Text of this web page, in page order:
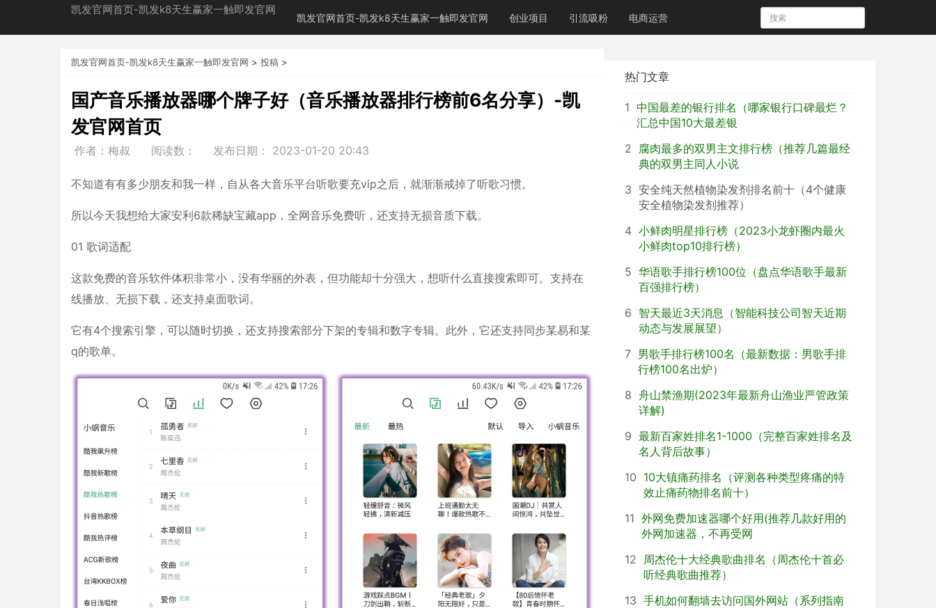
凯发官网首页-凯发k8天生赢家一触即发官网
凯发官网首页-凯发k8天生赢家一触即发官网 创业项目 引流吸粉 电商运营
凯发官网首页-凯发k8天生赢家一触即发官网 > 投稿 >
国产音乐播放器哪个牌子好（音乐播放器排行榜前6名分享）-凯
发官网首页
作者：梅叔 阅读数： 发布日期： 2023-01-20 20:43
不知道有有多少朋友和我一样，自从各大音乐平台听歌要充vip之后，就渐渐戒掉了听歌习惯。
所以今天我想给大家安利6款稀缺宝藏app，全网音乐免费听，还支持无损音质下载。
01 歌词适配
这款免费的音乐软件体积非常小，没有华丽的外表，但功能却十分强大，想听什么直接搜索即可。支持在
线播放、无损下载，还支持桌面歌词。
它有4个搜索引擎，可以随时切换，还支持搜索部分下架的专辑和数字专辑。此外，它还支持同步某易和某
q的歌单。
热门文章
1 中国最差的银行排名（哪家银行口碑最烂？
汇总中国10大最差银
2 腐肉最多的双男主文排行榜（推荐几篇最经
典的双男主同人小说
3 安全纯天然植物染发剂排名前十（4个健康
安全植物染发剂推荐）
4 小鲜肉明星排行榜（2023小龙虾圈内最火
小鲜肉top10排行榜）
5 华语歌手排行榜100位（盘点华语歌手最新
百强排行榜）
6 智天最近3天消息（智能科技公司智天近期
动态与发展展望）
7 男歌手排行榜100名（最新数据：男歌手排
行榜100名出炉）
8 舟山禁渔期(2023年最新舟山渔业严管政策
详解)
9 最新百家姓排名1-1000（完整百家姓排名及
名人背后故事）
10 10大镇痛药排名（评测各种类型疼痛的特
效止痛药物排名前十）
11 外网免费加速器哪个好用(推荐几款好用的
外网加速器，不再受网
12 周杰伦十大经典歌曲排名（周杰伦十首必
听经典歌曲推荐）
13 手机如何翻墙去访问国外网站（系列指南